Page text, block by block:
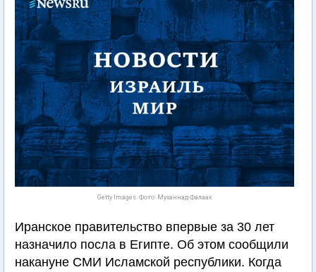
Getty Images. Фото: Муханнад Фалаах
Иранское правительство впервые за 30 лет
назначило посла в Египте. Об этом сообщили
накануне СМИ Исламской республики. Когда